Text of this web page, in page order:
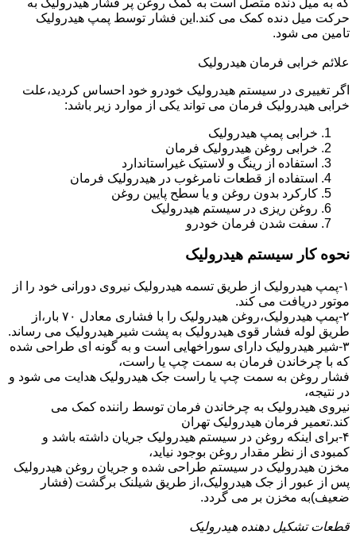
که به میل دنده متصل است به کمک روغن پر فشار هیدرولیک به
حرکت میل دنده کمک می کند.این فشار توسط پمپ هیدرولیک
تامین می شود.
علائم خرابی فرمان هیدرولیک
اگر تغییری در سیستم هیدرولیک خودرو خود احساس کردید،علت
خرابی هیدرولیک فرمان می تواند یکی از موارد زیر باشد:
خرابی پمپ هیدرولیک
خرابی روغن هیدرولیک فرمان
استفاده از رینگ و لاستیک غیراستاندارد
استفاده از قطعات نامرغوب در هیدرولیک فرمان
کارکرد بدون روغن و یا سطح پایین روغن
روغن ریزی در سیستم هیدرولیک
سفت شدن فرمان خودرو
نحوه کار سیستم هیدرولیک
۱-پمپ هیدرولیک از طریق تسمه هیدرولیک نیروی دورانی خود را از
موتور دریافت می کند.
۲-پمپ هیدرولیک،روغن هیدرولیک را با فشاری معادل ۷۰ بار،از
طریق لوله فشار قوی هیدرولیک به پشت شیر هیدرولیک می رساند.
۳-شیر هیدرولیک دارای سوراخهایی است و به گونه ای طراحی شده
که با چرخاندن فرمان به سمت چپ یا راست،
فشار روغن به سمت چپ یا راست جک هیدرولیک هدایت می شود و
در نتیجه،
نیروی هیدرولیک به چرخاندن فرمان توسط راننده کمک می
کند.تعمیر فرمان هیدرولیک تهران
۴-برای اینکه روغن در سیستم هیدرولیک جریان داشته باشد و
کمبودی از نظر مقدار روغن بوجود نیاید،
مخزن هیدرولیک در سیستم طراحی شده و جریان روغن هیدرولیک
پس از عبور از جک هیدرولیک،از طریق شیلنک برگشت (فشار
ضعیف)به مخزن بر می گردد.
قطعات تشکیل دهنده هیدرولیک